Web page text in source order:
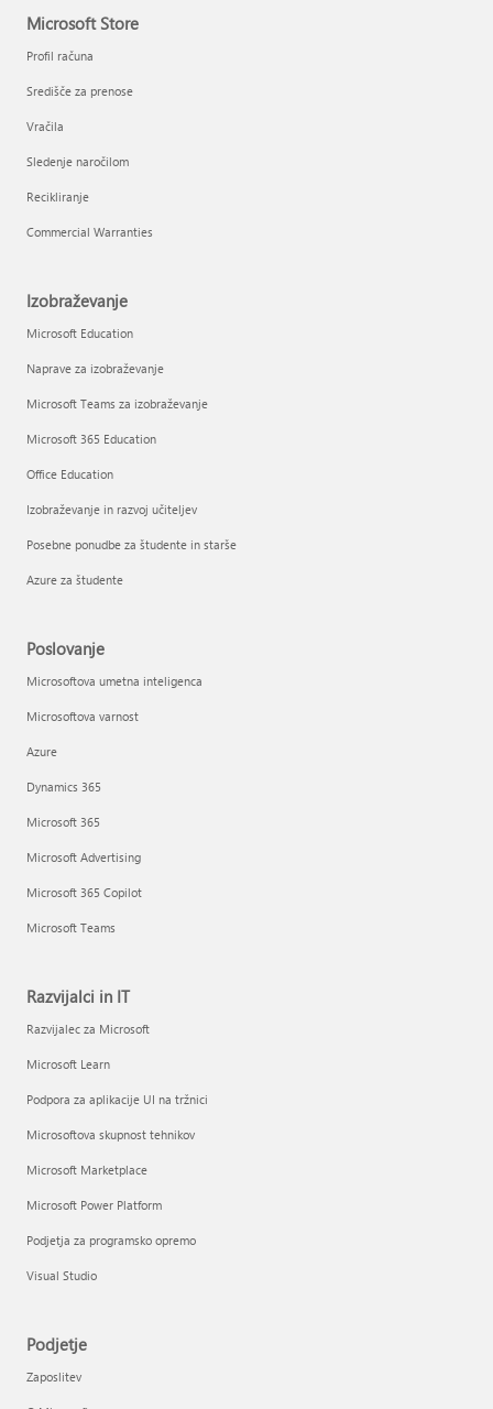
Microsoft Store
Profil računa
Središče za prenose
Vračila
Sledenje naročilom
Recikliranje
Commercial Warranties
Izobraževanje
Microsoft Education
Naprave za izobraževanje
Microsoft Teams za izobraževanje
Microsoft 365 Education
Office Education
Izobraževanje in razvoj učiteljev
Posebne ponudbe za študente in starše
Azure za študente
Poslovanje
Microsoftova umetna inteligenca
Microsoftova varnost
Azure
Dynamics 365
Microsoft 365
Microsoft Advertising
Microsoft 365 Copilot
Microsoft Teams
Razvijalci in IT
Razvijalec za Microsoft
Microsoft Learn
Podpora za aplikacije UI na tržnici
Microsoftova skupnost tehnikov
Microsoft Marketplace
Microsoft Power Platform
Podjetja za programsko opremo
Visual Studio
Podjetje
Zaposlitev